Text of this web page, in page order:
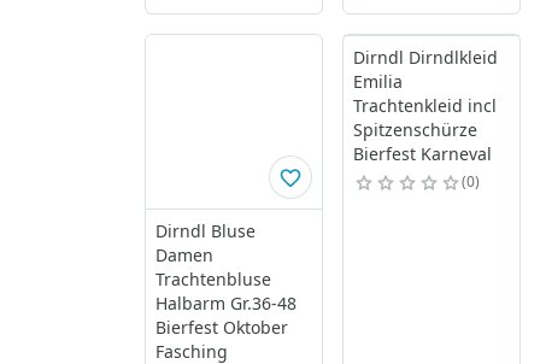
Dirndl Bluse
Damen
Trachtenbluse
Halbarm Gr.36-48
Bierfest Oktober
Fasching
Dirndl Dirndlkleid
Emilia
Trachtenkleid incl
Spitzenschürze
Bierfest Karneval
0